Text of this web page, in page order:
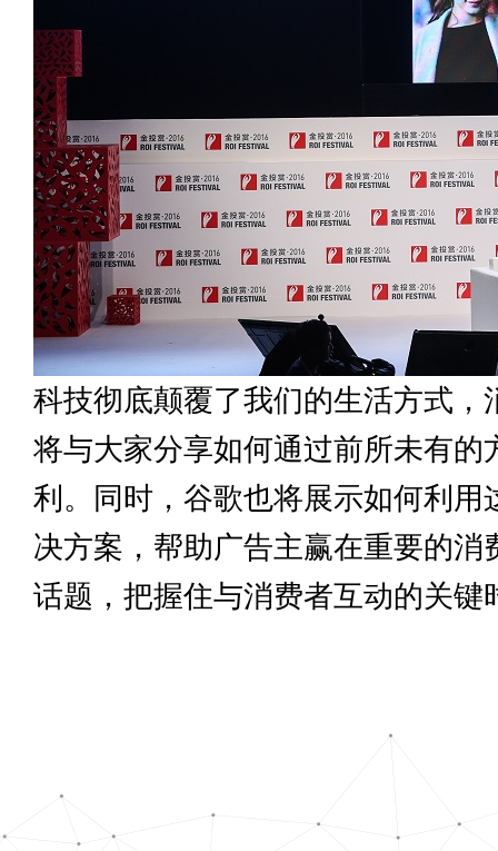
科技彻底颠覆了我们的生活方式
将与大家分享如何通过前所未有
利。同时，谷歌也将展示如何利
决方案，帮助广告主赢在重要的消
话题，把握住与消费者互动的关键